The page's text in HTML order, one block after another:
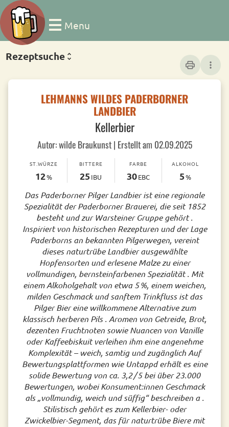
Menu
Rezeptsuche
print more_vert
LEHMANNS WILDES PADERBORNER
LANDBIER
Kellerbier
Autor: wilde Braukunst | Erstellt am 02.09.2025
ST.WÜRZE
12%
BITTERE
25 IBU
FARBE
30EBC
ALKOHOL
5%
Das Paderborner Pilger Landbier ist eine regionale
Spezialität der Paderborner Brauerei, die seit 1852
besteht und zur Warsteiner Gruppe gehört .
Inspiriert von historischen Rezepturen und der Lage
Paderborns an bekannten Pilgerwegen, vereint
dieses naturtrübe Landbier ausgewählte
Hopfensorten und erlesene Malze zu einer
vollmundigen, bernsteinfarbenen Spezialität . Mit
einem Alkoholgehalt von etwa 5 %, einem weichen,
milden Geschmack und sanftem Trinkfluss ist das
Pilger Bier eine willkommene Alternative zum
klassisch herberen Pils . Aromen von Getreide, Brot,
dezenten Fruchtnoten sowie Nuancen von Vanille
oder Kaffeebiskuit verleihen ihm eine angenehme
Komplexität – weich, samtig und zugänglich Auf
Bewertungsplattformen wie Untappd erhält es eine
solide Bewertung von ca. 3,2 / 5 bei über 23.000
Bewertungen, wobei Konsument:innen Geschmack
als „vollmundig, weich und süffig“ beschreiben a .
Stilistisch gehört es zum Kellerbier- oder
Zwickelbier-Segment, das für naturtrübe Biere mit